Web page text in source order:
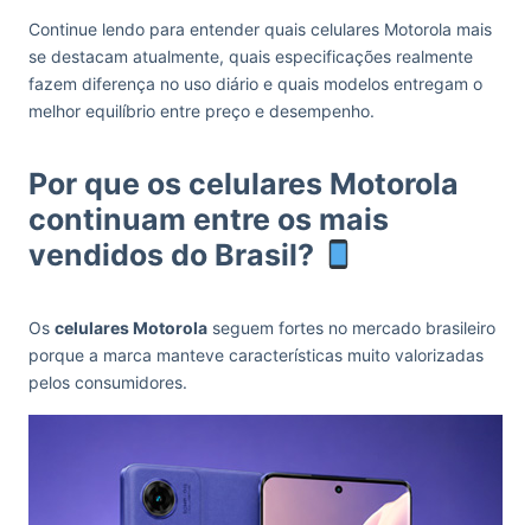
Continue lendo para entender quais celulares Motorola mais
se destacam atualmente, quais especificações realmente
fazem diferença no uso diário e quais modelos entregam o
melhor equilíbrio entre preço e desempenho.
Por que os celulares Motorola
continuam entre os mais
vendidos do Brasil?
Os celulares Motorola seguem fortes no mercado brasileiro
porque a marca manteve características muito valorizadas
pelos consumidores.